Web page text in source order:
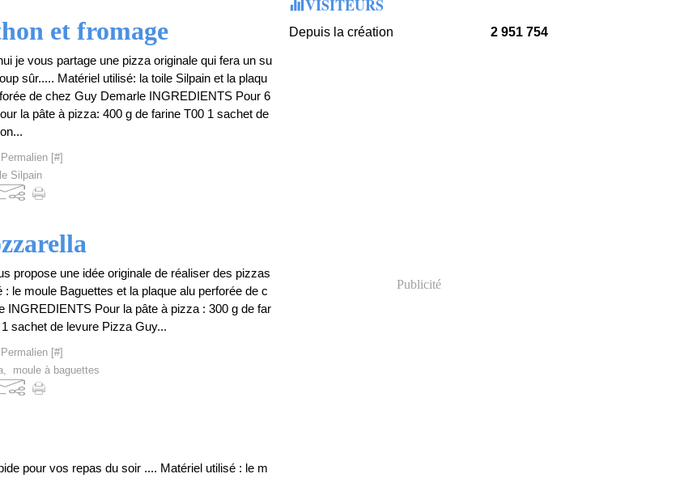
et fromage
je vous partage une pizza originale qui fera un su
sûr..... Matériel utilisé: la toile Silpain et la plaqu
de chez Guy Demarle INGREDIENTS Pour 6
la pâte à pizza: 400 g de farine T00 1 sachet de
[#]
Silpain
propose une idée originale de réaliser des pizzas
: le moule Baguettes et la plaque alu perforée de c
INGREDIENTS Pour la pâte à pizza : 300 g de far
sachet de levure Pizza Guy...
[#]
, moule à baguettes
pour vos repas du soir .... Matériel utilisé : le m
VISITEURS
Depuis la création 2 951 754
Publicité